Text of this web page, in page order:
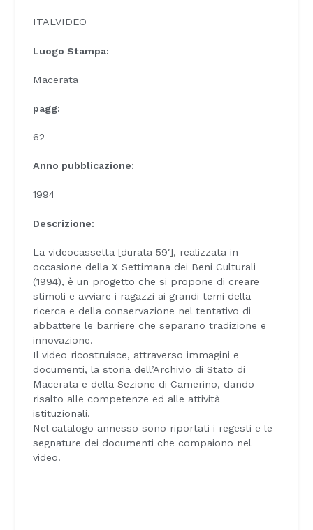
ITALVIDEO
Luogo Stampa:
Macerata
pagg:
62
Anno pubblicazione:
1994
Descrizione:
La videocassetta [durata 59′], realizzata in
occasione della X Settimana dei Beni Culturali
(1994), è un progetto che si propone di creare
stimoli e avviare i ragazzi ai grandi temi della
ricerca e della conservazione nel tentativo di
abbattere le barriere che separano tradizione e
innovazione.
Il video ricostruisce, attraverso immagini e
documenti, la storia dell’Archivio di Stato di
Macerata e della Sezione di Camerino, dando
risalto alle competenze ed alle attività
istituzionali.
Nel catalogo annesso sono riportati i regesti e le
segnature dei documenti che compaiono nel
video.